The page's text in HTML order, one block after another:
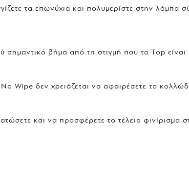
τα επωνύχια και πολυμερίστε στην λάμπα
βήμα από τη στιγμή που το Top
Wipe δεν χρειάζεται να αφαιρέσετε το
και να προσφέρετε το τέλειο φινίρισμα